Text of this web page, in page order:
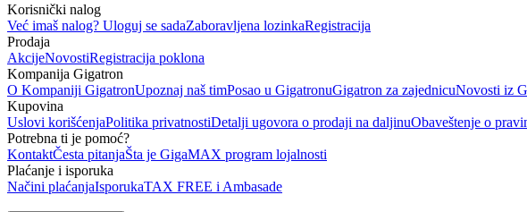
Korisnički nalog
Već imaš nalog? Uloguj se sadaZaboravljena lozinkaRegistracija
Prodaja
AkcijeNovostiRegistracija poklona
Kompanija Gigatron
O Kompaniji GigatronUpoznaj naš timPosao u GigatronuGigatron za zajednicuNovosti iz
Kupovina
Uslovi korišćenjaPolitika privatnostiDetalji ugovora o prodaji na daljinuObaveštenje o
Potrebna ti je pomoć?
KontaktČesta pitanjaŠta je GigaMAX program lojalnosti
Plaćanje i isporuka
Načini plaćanjaIsporukaTAX FREE i Ambasade